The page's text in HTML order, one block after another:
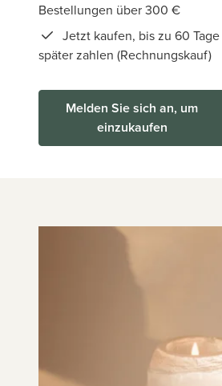
Bestellungen über 300 €
Jetzt kaufen, bis zu 60 Tage
später zahlen (Rechnungskauf)
Melden Sie sich an, um
einzukaufen